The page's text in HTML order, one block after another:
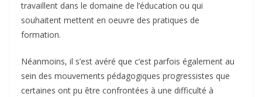
travaillent dans le domaine de l’éducation ou qui
souhaitent mettent en oeuvre des pratiques de
formation.
Néanmoins, il s’est avéré que c’est parfois également au
sein des mouvements pédagogiques progressistes que
certaines ont pu être confrontées à une difficulté à